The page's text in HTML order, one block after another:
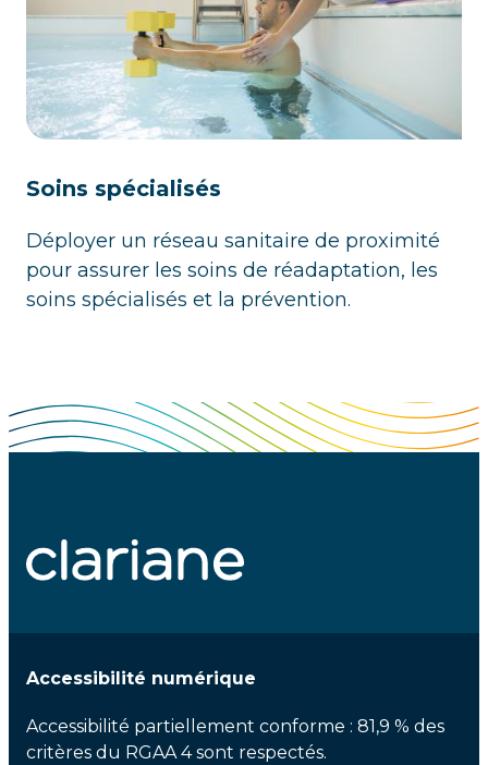
Soins spécialisés
Déployer un réseau sanitaire de proximité
pour assurer les soins de réadaptation, les
soins spécialisés et la prévention.
Accessibilité numérique
Accessibilité partiellement conforme : 81,9 % des
critères du RGAA 4 sont respectés.